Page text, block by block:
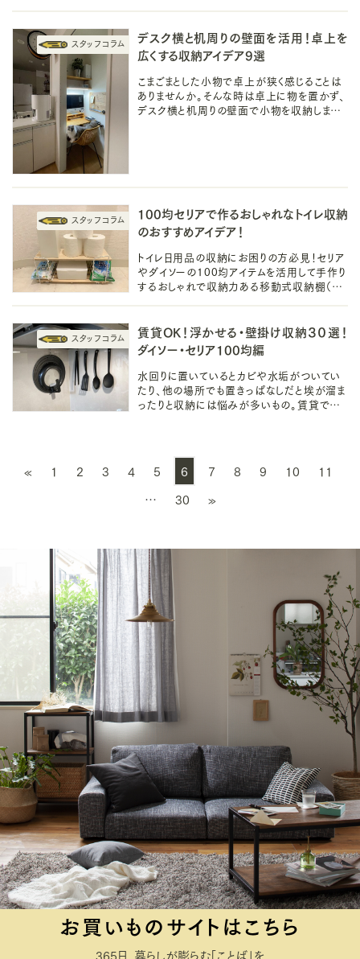
デスク横と机周りの壁面を活用！卓上を
広くする収納アイデア9選
こまごまとした小物で卓上が狭く感じることは
ありませんか。そんな時は卓上に物を置かず、
デスク横と机周りの壁面で小物を収納しましょ
100均セリアで作るおしゃれなトイレ収納
のおすすめアイデア！
トイレ日用品の収納にお困りの方必見！セリア
やダイソーの100均アイテムを活用して手作り
するおしゃれで収納力ある移動式収納棚（ラ
賃貸OK！浮かせる・壁掛け収納３０選！
ダイソー・セリア100均編
水回りに置いているとカビや水垢がついてい
たり、他の場所でも置きっぱなしだと埃が溜ま
ったりと収納には悩みが多いもの。賃貸でも
« 1 2 3 4 5 6 7 8 9 10
11
…
30 »
お買いものサイトはこちら
365日、暮らしが膨らむ「ことば」を